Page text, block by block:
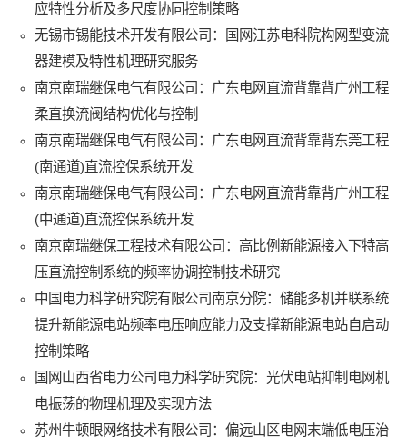
应特性分析及多尺度协同控制策略
无锡市锡能技术开发有限公司：国网江苏电科院构网型变流
器建模及特性机理研究服务
南京南瑞继保电气有限公司：广东电网直流背靠背广州工程
柔直换流阀结构优化与控制
南京南瑞继保电气有限公司：广东电网直流背靠背东莞工程
(南通道)直流控保系统开发
南京南瑞继保电气有限公司：广东电网直流背靠背广州工程
(中通道)直流控保系统开发
南京南瑞继保工程技术有限公司：高比例新能源接入下特高
压直流控制系统的频率协调控制技术研究
中国电力科学研究院有限公司南京分院：储能多机并联系统
提升新能源电站频率电压响应能力及支撑新能源电站自启动
控制策略
国网山西省电力公司电力科学研究院：光伏电站抑制电网机
电振荡的物理机理及实现方法
苏州牛顿眼网络技术有限公司：偏远山区电网末端低电压治